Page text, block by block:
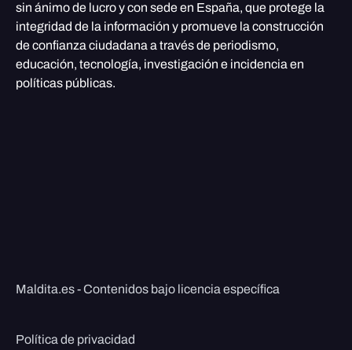
sin ánimo de lucro y con sede en España, que protege la
integridad de la información y promueve la construcción
de confianza ciudadana a través de periodismo,
educación, tecnología, investigación e incidencia en
políticas públicas.
Maldita.es - Contenidos bajo licencia específica
Política de privacidad